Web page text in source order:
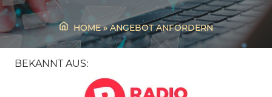
HOME»ANGEBOT ANFORDERN
BEKANNT AUS: